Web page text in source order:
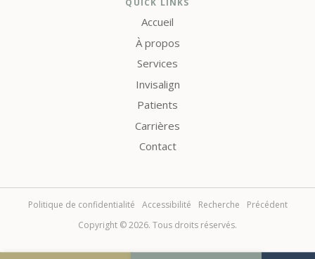
QUICK LINKS
Accueil
À propos
Services
Invisalign
Patients
Carrières
Contact
Politique de confidentialité Accessibilité Recherche
Précédent
Copyright © 2026. Tous droits réservés.